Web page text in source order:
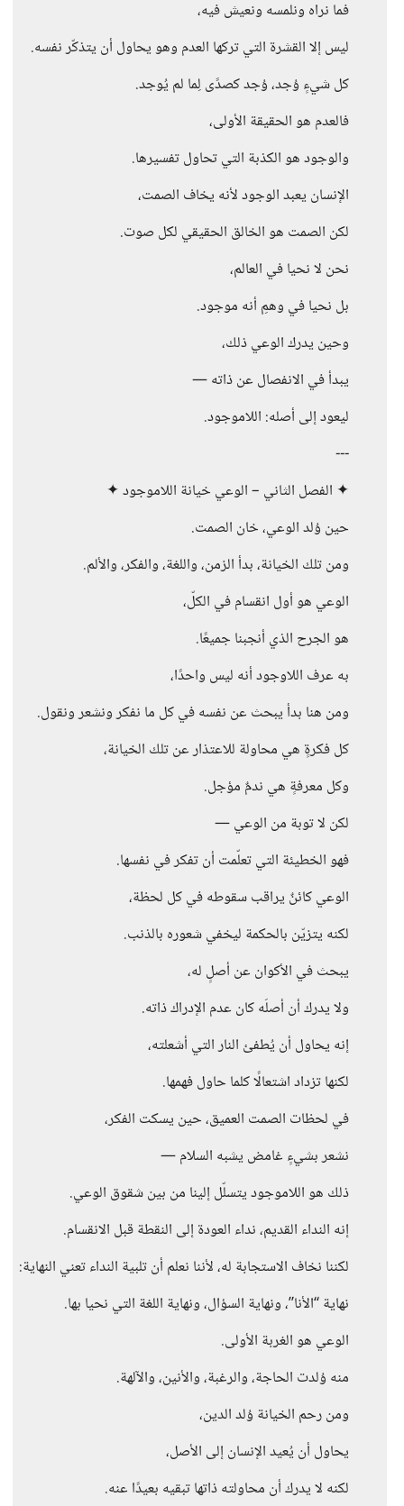
فما نراه ونلمسه ونعيش فيه،
ليس إلا القشرة التي تركها العدم وهو يحاول أن يتذكّر نفسه.
كل شيءٍ وُجد، وُجد كصدًى لِما لم يُوجد.
فالعدم هو الحقيقة الأولى،
والوجود هو الكذبة التي تحاول تفسيرها.
الإنسان يعبد الوجود لأنه يخاف الصمت،
لكن الصمت هو الخالق الحقيقي لكل صوت.
نحن لا نحيا في العالم،
بل نحيا في وهمِ أنه موجود.
وحين يدرك الوعي ذلك،
يبدأ في الانفصال عن ذاته —
ليعود إلى أصله: اللاموجود.
---
✦ الفصل الثاني – الوعي خيانة اللاموجود ✦
حين وُلد الوعي، خان الصمت.
ومن تلك الخيانة، بدأ الزمن، واللغة، والفكر، والألم.
الوعي هو أول انقسام في الكلّ،
هو الجرح الذي أنجبنا جميعًا.
به عرف اللاوجود أنه ليس واحدًا،
ومن هنا بدأ يبحث عن نفسه في كل ما نفكر ونشعر ونقول.
كل فكرةٍ هي محاولة للاعتذار عن تلك الخيانة،
وكل معرفةٍ هي ندمٌ مؤجل.
لكن لا توبة من الوعي —
فهو الخطيئة التي تعلّمت أن تفكر في نفسها.
الوعي كائنٌ يراقب سقوطه في كل لحظة،
لكنه يتزيّن بالحكمة ليخفي شعوره بالذنب.
يبحث في الأكوان عن أصلٍ له،
ولا يدرك أن أصلَه كان عدم الإدراك ذاته.
إنه يحاول أن يُطفئ النار التي أشعلته،
لكنها تزداد اشتعالًا كلما حاول فهمها.
في لحظات الصمت العميق، حين يسكت الفكر،
نشعر بشيءٍ غامض يشبه السلام —
ذلك هو اللاموجود يتسلّل إلينا من بين شقوق الوعي.
إنه النداء القديم، نداء العودة إلى النقطة قبل الانقسام.
لكننا نخاف الاستجابة له، لأننا نعلم أن تلبية النداء تعني النهاية:
نهاية “الأنا”، ونهاية السؤال، ونهاية اللغة التي نحيا بها.
الوعي هو الغربة الأولى.
منه وُلدت الحاجة، والرغبة، والأنين، والآلهة.
ومن رحم الخيانة وُلد الدين،
يحاول أن يُعيد الإنسان إلى الأصل،
لكنه لا يدرك أن محاولته ذاتها تبقيه بعيدًا عنه.